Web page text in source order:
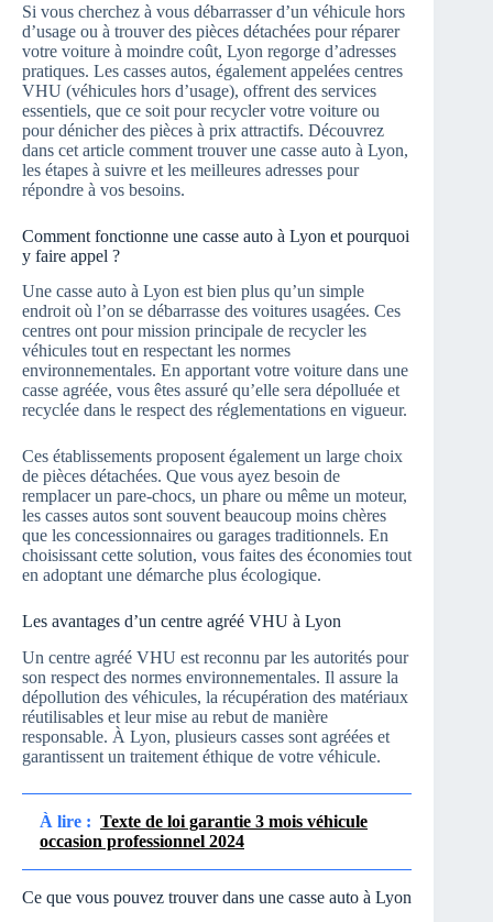
Si vous cherchez à vous débarrasser d’un véhicule hors
d’usage ou à trouver des pièces détachées pour réparer
votre voiture à moindre coût, Lyon regorge d’adresses
pratiques. Les casses autos, également appelées centres
VHU (véhicules hors d’usage), offrent des services
essentiels, que ce soit pour recycler votre voiture ou
pour dénicher des pièces à prix attractifs. Découvrez
dans cet article comment trouver une casse auto à Lyon,
les étapes à suivre et les meilleures adresses pour
répondre à vos besoins.
Comment fonctionne une casse auto à Lyon et pourquoi
y faire appel ?
Une casse auto à Lyon est bien plus qu’un simple
endroit où l’on se débarrasse des voitures usagées. Ces
centres ont pour mission principale de recycler les
véhicules tout en respectant les normes
environnementales. En apportant votre voiture dans une
casse agréée, vous êtes assuré qu’elle sera dépolluée et
recyclée dans le respect des réglementations en vigueur.
Ces établissements proposent également un large choix
de pièces détachées. Que vous ayez besoin de
remplacer un pare-chocs, un phare ou même un moteur,
les casses autos sont souvent beaucoup moins chères
que les concessionnaires ou garages traditionnels. En
choisissant cette solution, vous faites des économies tout
en adoptant une démarche plus écologique.
Les avantages d’un centre agréé VHU à Lyon
Un centre agréé VHU est reconnu par les autorités pour
son respect des normes environnementales. Il assure la
dépollution des véhicules, la récupération des matériaux
réutilisables et leur mise au rebut de manière
responsable. À Lyon, plusieurs casses sont agréées et
garantissent un traitement éthique de votre véhicule.
À lire : Texte de loi garantie 3 mois véhicule
occasion professionnel 2024
Ce que vous pouvez trouver dans une casse auto à Lyon